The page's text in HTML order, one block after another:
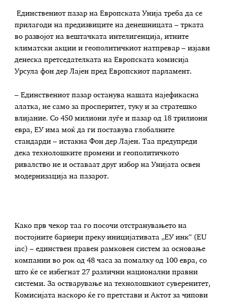
Единствениот пазар на Европската Унија треба да се
прилагоди на предизвиците на денешницата – трката
во развојот на вештачката интелигенција, итните
климатски акции и геополитичкиот натпревар – изјави
денеска претседателката на Европската комисија
Урсула фон дер Лајен пред Европскиот парламент.
– Единствениот пазар останува нашата најефикасна
алатка, не само за просперитет, туку и за стратешко
влијание. Со 450 милиони луѓе и пазар од 18 трилиони
евра, ЕУ има моќ да ги поставува глобалните
стандарди – истакна Фон дер Лајен. Таа предупреди
дека технолошките промени и геополитичкото
ривалство не и оставаат друг избор на Унијата освен
модернизација на пазарот.
Како прв чекор таа го посочи отстранувањето на
постојните бариери преку иницијативата „ЕУ инк“ (EU
inc) – единствен правен рамковен систем за основање
компании во рок од 48 часа за помалку од 100 евра, со
што ќе се избегнат 27 различни национални правни
системи. За остварување на технолошкиот суверенитет,
Комисијата наскоро ќе го претстави и Актот за чипови